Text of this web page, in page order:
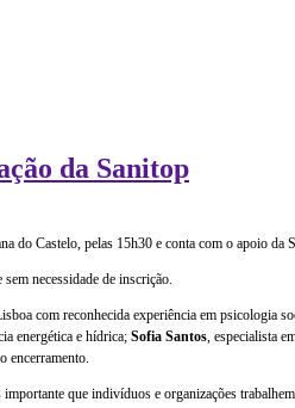
da Sanitop
do Castelo, pelas 15h30 e conta com o apoio da
necessidade de inscrição.
com reconhecida experiência em psicologia
energética e hídrica; Sofia Santos , especialista
encerramento.
que indivíduos e organizações